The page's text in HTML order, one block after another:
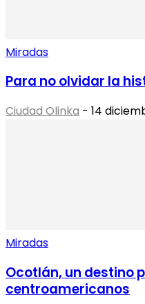
Miradas
Para no olvidar la
Ciudad Olinka - 14
Miradas
Ocotlán, un destino
centroamericanos